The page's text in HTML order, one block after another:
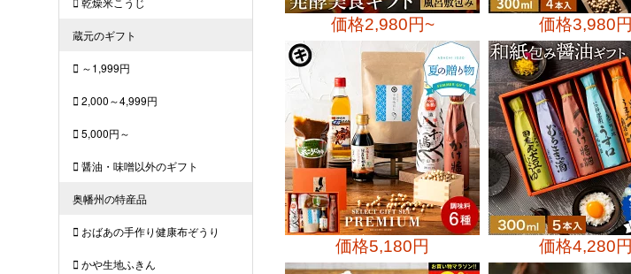
価格2,980円~ 価格3,980円
価格5,180円 価格4,280円